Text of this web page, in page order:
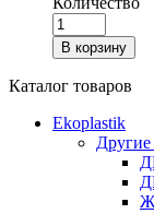
В корзину
Каталог товаров
Ekoplastik
Другие